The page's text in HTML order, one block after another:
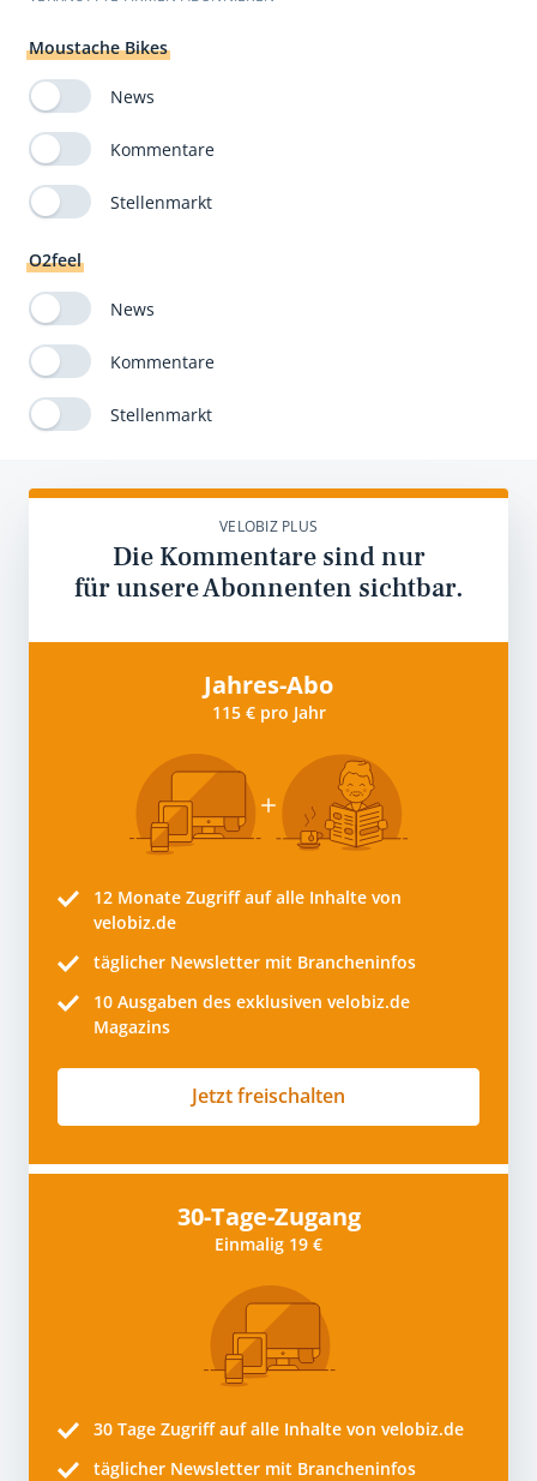
Moustache Bikes
News
Kommentare
Stellenmarkt
O2feel
News
Kommentare
Stellenmarkt
VELOBIZ PLUS
Die Kommentare sind nur
für unsere Abonnenten sichtbar.
Jahres-Abo
115 € pro Jahr
12 Monate Zugriff auf alle Inhalte von
velobiz.de
täglicher Newsletter mit Brancheninfos
10 Ausgaben des exklusiven velobiz.de
Magazins
Jetzt freischalten
30-Tage-Zugang
Einmalig 19 €
30 Tage Zugriff auf alle Inhalte von velobiz.de
täglicher Newsletter mit Brancheninfos